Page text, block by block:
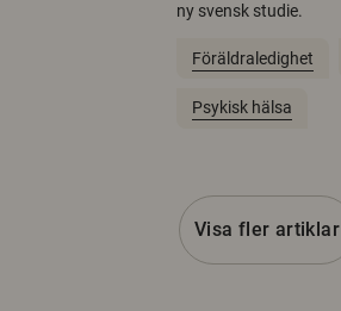
ny svensk studie.
Föräldraledighet
Psykisk hälsa
Visa fler artiklar